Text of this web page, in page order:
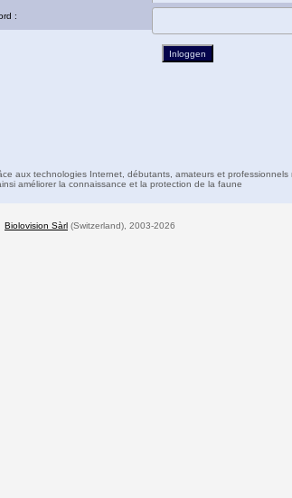
:
aux technologies Internet, débutants, amateurs et professionnels
améliorer la connaissance et la protection de la faune
Biolovision Sàrl (Switzerland), 2003-2026